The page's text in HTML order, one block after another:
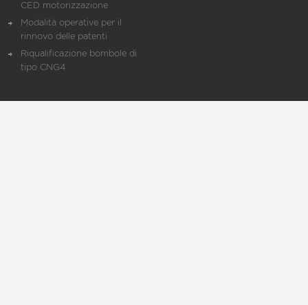
CED motorizzazione
Modalità operative per il
rinnovo delle patenti
Riqualificazione bombole di
tipo CNG4